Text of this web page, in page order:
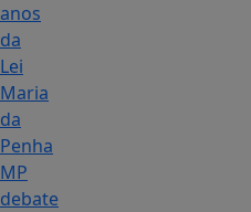
anos
da
Lei
Maria
da
Penha
MP
debate